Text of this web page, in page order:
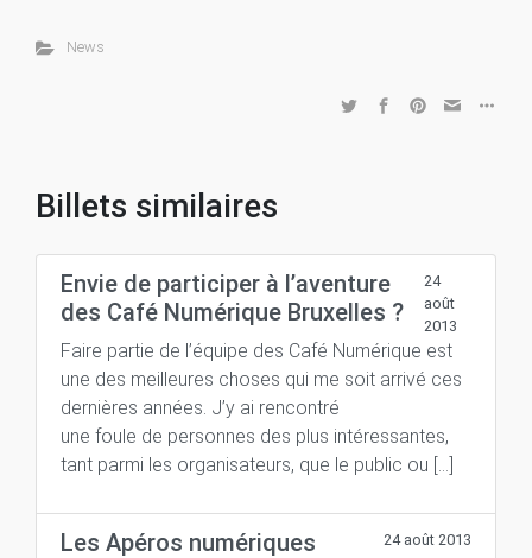
News
Billets similaires
Envie de participer à l’aventure
des Café Numérique Bruxelles ?
24
août
2013
Faire partie de l’équipe des Café Numérique est
une des meilleures choses qui me soit arrivé ces
dernières années. J’y ai rencontré
une foule de personnes des plus intéressantes,
tant parmi les organisateurs, que le public ou […]
Les Apéros numériques 24 août 2013